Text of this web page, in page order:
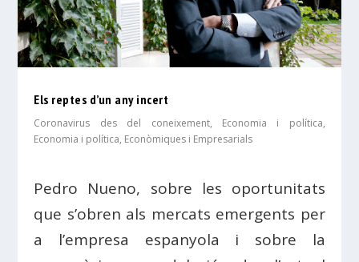
Els reptes d’un any incert
Coronavirus des del coneixement, Economia i política,
Economia i política, Econòmiques i Empresarials
Pedro Nueno, sobre les oportunitats
que s’obren als mercats emergents per
a l’empresa espanyola i sobre la